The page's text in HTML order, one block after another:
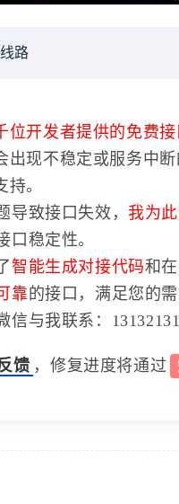
路
位开发者提供的免费接
现不稳定或服务中
。
导致接口失效， 我为
口稳定性。
智能生成对接代码和
靠的接口，满足您的需
与我联系：
馈 ，修复进度将通过